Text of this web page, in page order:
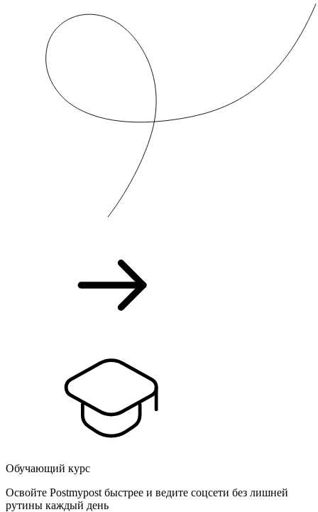
Обучающий курс
Освойте Postmypost быстрее и ведите соцсети без лишней
рутины каждый день